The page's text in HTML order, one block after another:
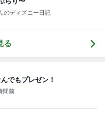
ディズニー日記
る
でもプレゼン！
間前